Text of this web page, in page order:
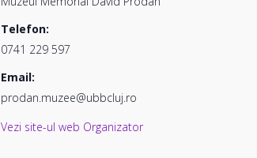
Telefon:
0741 229 597
Email:
prodan.muzee@ubbcluj.ro
Vezi site-ul web Organizator